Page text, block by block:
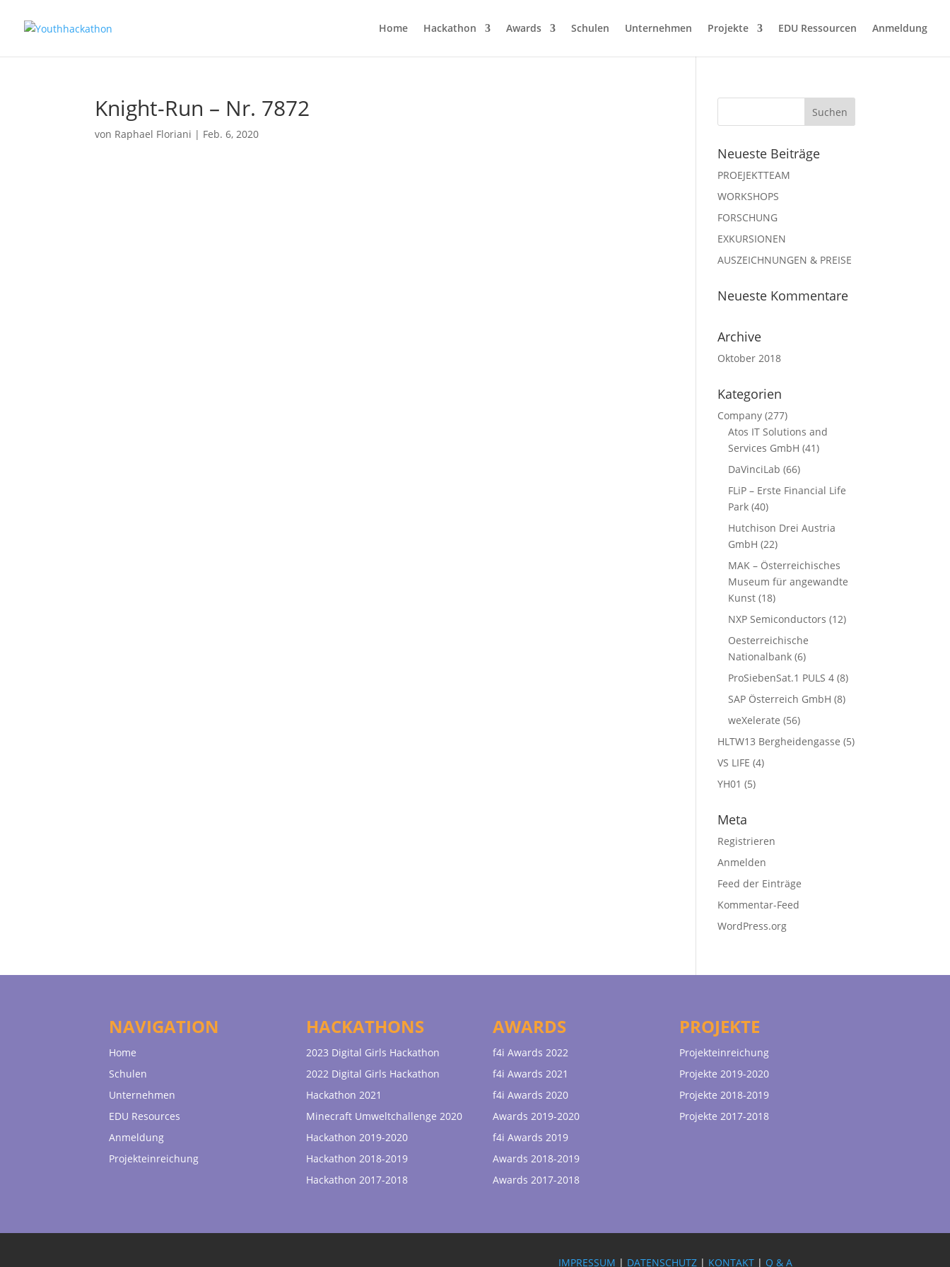
Home Hackathon Awards Schulen Unternehmen Projekte EDU Ressourcen Anmeldung
Knight-Run – Nr. 7872
von Raphael Floriani | Feb. 6, 2020
Neueste Beiträge
PROEJEKTTEAM
WORKSHOPS
FORSCHUNG
EXKURSIONEN
AUSZEICHNUNGEN & PREISE
Neueste Kommentare
Archive
Oktober 2018
Kategorien
Company (277)
Atos IT Solutions and
Services GmbH (41)
DaVinciLab (66)
FLiP – Erste Financial Life
Park (40)
Hutchison Drei Austria
GmbH (22)
MAK – Österreichisches
Museum für angewandte
Kunst (18)
NXP Semiconductors (12)
Oesterreichische
Nationalbank (6)
ProSiebenSat.1 PULS 4 (8)
SAP Österreich GmbH (8)
weXelerate (56)
HLTW13 Bergheidengasse (5)
VS LIFE (4)
YH01 (5)
Meta
Registrieren
Anmelden
Feed der Einträge
Kommentar-Feed
WordPress.org
NAVIGATION
Home
Schulen
Unternehmen
EDU Resources
Anmeldung
Projekteinreichung
HACKATHONS
2023 Digital Girls Hackathon
2022 Digital Girls Hackathon
Hackathon 2021
Minecraft Umweltchallenge 2020
Hackathon 2019-2020
Hackathon 2018-2019
Hackathon 2017-2018
AWARDS
f4i Awards 2022
f4i Awards 2021
f4i Awards 2020
Awards 2019-2020
f4i Awards 2019
Awards 2018-2019
Awards 2017-2018
PROJEKTE
Projekteinreichung
Projekte 2019-2020
Projekte 2018-2019
Projekte 2017-2018
IMPRESSUM | DATENSCHUTZ | KONTAKT | Q & A